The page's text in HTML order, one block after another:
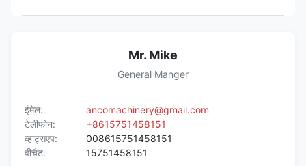
Mr. Mike
General Manger
ईमेल:
ancomachinery@gmail.com
टेलीफोन:
+8615751458151
व्हाट्सएप:
008615751458151
वीचैट:
15751458151